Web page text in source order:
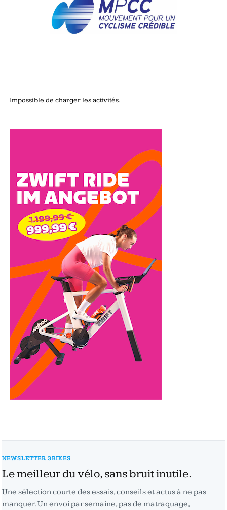
Impossible de charger les activités.
NEWSLETTER 3BIKES
Le meilleur du vélo, sans bruit inutile.
Une sélection courte des essais, conseils et actus à ne pas
manquer. Un envoi par semaine, pas de matraquage,